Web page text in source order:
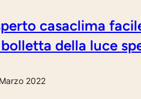
casaclima
della luce
2022